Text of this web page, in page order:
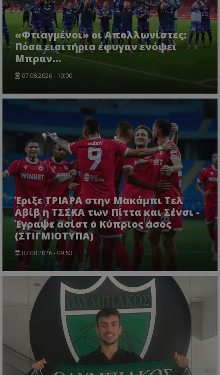
«Φτιαγμένοι» οι Απολλωνίστες:
Πόσα εισιτήρια έφυγαν ενόψει
Μπραν...
07.08.2026 - 10:00
Έριξε ΤΡΙΑΡΑ στην Μακάμπι Τελ
Αβίβ η ΤΣΣΚΑ των Πίττα και Σένσι -
Έγραψε ασίστ ο Κύπριος άσος
(ΣΤΙΓΜΙΟΤΥΠΑ)
07.08.2026 - 09:53